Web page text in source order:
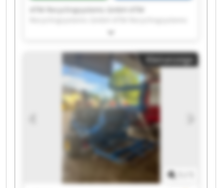
ATM Recyclingsystems GmbH ATM
GmbH ATM Recyclingsystems GmbH ATM
GmbH ATM Recyclingsystems GmbH ATM
Recyclingsystems GmbH ATM Recyclingsystems
GmbH ATM Recyclingsystems GmbH ATM
Recyclingsystems GmbH ATM Recyclingsystems
GmbH ATM Recyclingsystems GmbH ATM
Recyclingsystems GmbH ATM Recyclingsystems
GmbH ATM Recyclingsystems GmbH ATM
Recyclingsystems GmbH ATM Recyclingsystems
GmbH ATM Recyclingsystems GmbH ATM
Recyclingsystems GmbH
Kleinanzeige